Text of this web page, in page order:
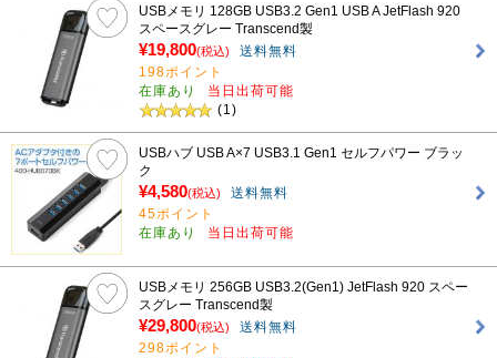
USBメモリ 128GB USB3.2 Gen1 USB A JetFlash 920
スペースグレー Transcend製
¥19,800(税込)
送料無料
198ポイント
在庫あり
当日出荷可能
(1)
USBハブ USB A×7 USB3.1 Gen1 セルフパワー ブラッ
ク
¥4,580(税込)
送料無料
45ポイント
在庫あり
当日出荷可能
USBメモリ 256GB USB3.2(Gen1) JetFlash 920 スペー
スグレー Transcend製
¥29,800(税込)
送料無料
298ポイント